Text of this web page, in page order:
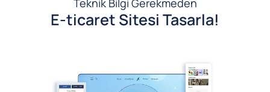
Teknik Bilgi Gerekmeden
E-ticaret Sitesi Tasarla!